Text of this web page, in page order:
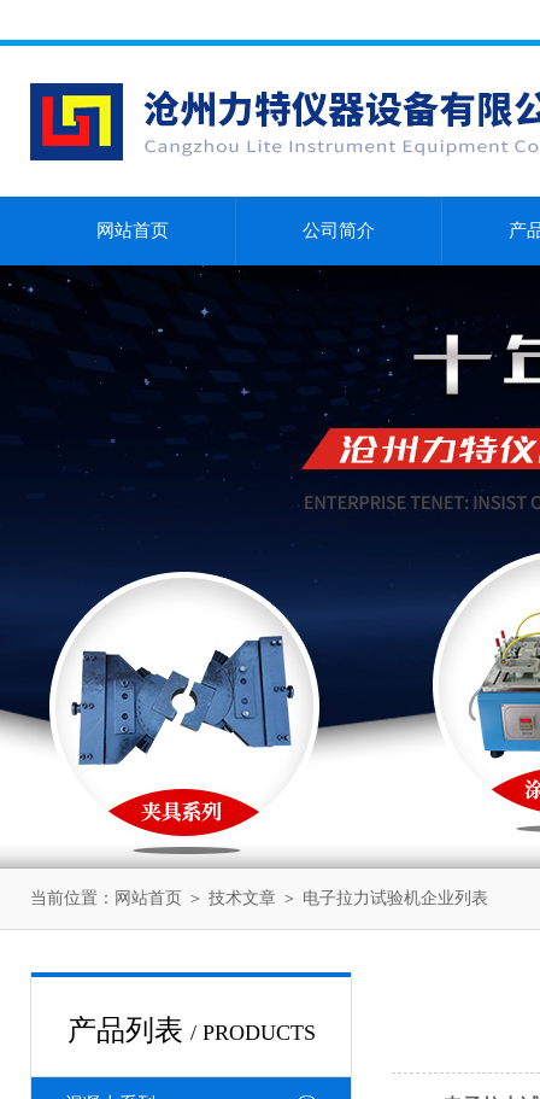
网站首页 公司简介 产
当前位置： 网站首页 ＞ 技术文章 ＞ 电子拉力试验机企业列表
产品列表 / PRODUCTS